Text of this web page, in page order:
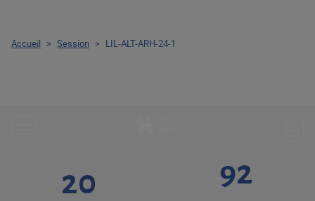
20 92
Accueil > Session > LIL-ALT-ARH-24-1